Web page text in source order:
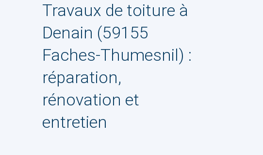
Travaux de toiture à
Denain (59155
Faches-Thumesnil) :
réparation,
rénovation et
entretien